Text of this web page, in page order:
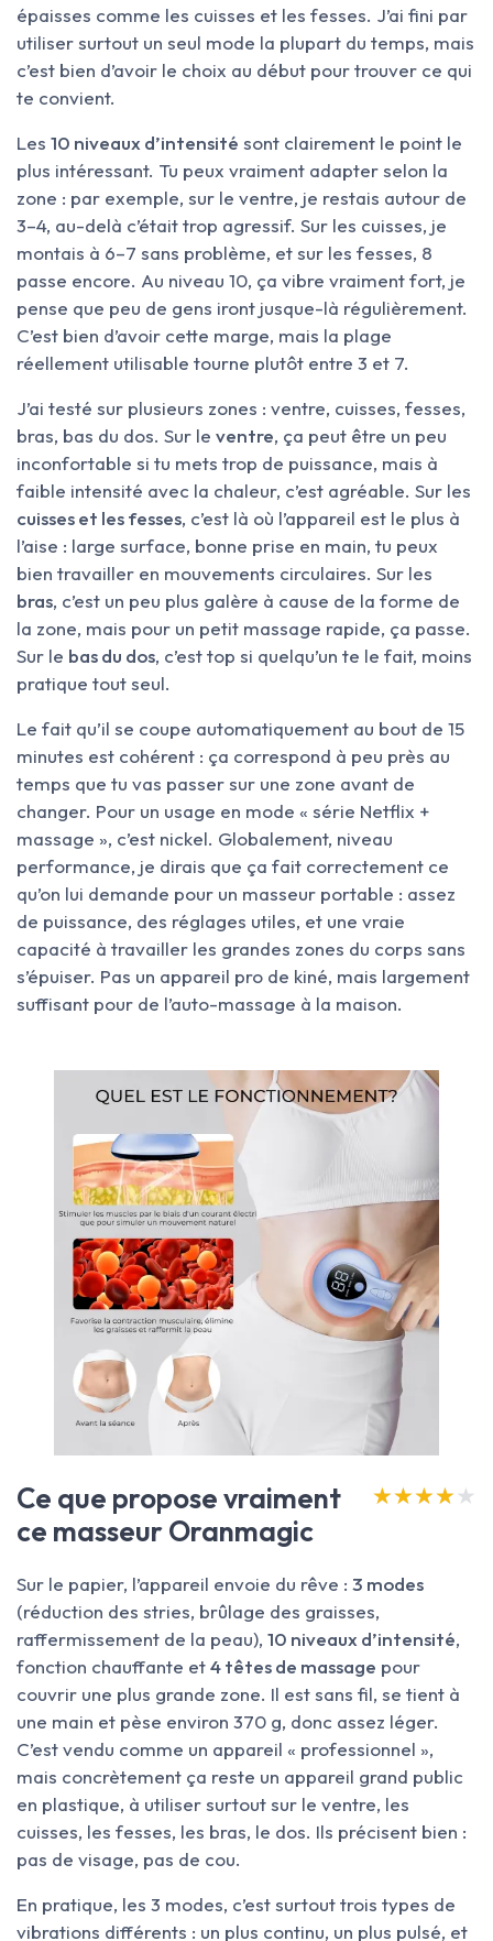
épaisses comme les cuisses et les fesses. J’ai fini par
utiliser surtout un seul mode la plupart du temps, mais
c’est bien d’avoir le choix au début pour trouver ce qui
te convient.
Les 10 niveaux d’intensité sont clairement le point le
plus intéressant. Tu peux vraiment adapter selon la
zone : par exemple, sur le ventre, je restais autour de
3–4, au-delà c’était trop agressif. Sur les cuisses, je
montais à 6–7 sans problème, et sur les fesses, 8
passe encore. Au niveau 10, ça vibre vraiment fort, je
pense que peu de gens iront jusque-là régulièrement.
C’est bien d’avoir cette marge, mais la plage
réellement utilisable tourne plutôt entre 3 et 7.
J’ai testé sur plusieurs zones : ventre, cuisses, fesses,
bras, bas du dos. Sur le ventre, ça peut être un peu
inconfortable si tu mets trop de puissance, mais à
faible intensité avec la chaleur, c’est agréable. Sur les
cuisses et les fesses, c’est là où l’appareil est le plus à
l’aise : large surface, bonne prise en main, tu peux
bien travailler en mouvements circulaires. Sur les
bras, c’est un peu plus galère à cause de la forme de
la zone, mais pour un petit massage rapide, ça passe.
Sur le bas du dos, c’est top si quelqu’un te le fait, moins
pratique tout seul.
Le fait qu’il se coupe automatiquement au bout de 15
minutes est cohérent : ça correspond à peu près au
temps que tu vas passer sur une zone avant de
changer. Pour un usage en mode « série Netflix +
massage », c’est nickel. Globalement, niveau
performance, je dirais que ça fait correctement ce
qu’on lui demande pour un masseur portable : assez
de puissance, des réglages utiles, et une vraie
capacité à travailler les grandes zones du corps sans
s’épuiser. Pas un appareil pro de kiné, mais largement
suffisant pour de l’auto-massage à la maison.
Ce que propose vraiment
ce masseur Oranmagic
★★★★★
★★★★★
Sur le papier, l’appareil envoie du rêve : 3 modes
(réduction des stries, brûlage des graisses,
raffermissement de la peau), 10 niveaux d’intensité,
fonction chauffante et4 têtes de massage pour
couvrir une plus grande zone. Il est sans fil, se tient à
une main et pèse environ 370 g, donc assez léger.
C’est vendu comme un appareil « professionnel »,
mais concrètement ça reste un appareil grand public
en plastique, à utiliser surtout sur le ventre, les
cuisses, les fesses, les bras, le dos. Ils précisent bien :
pas de visage, pas de cou.
En pratique, les 3 modes, c’est surtout trois types de
vibrations différents : un plus continu, un plus pulsé, et